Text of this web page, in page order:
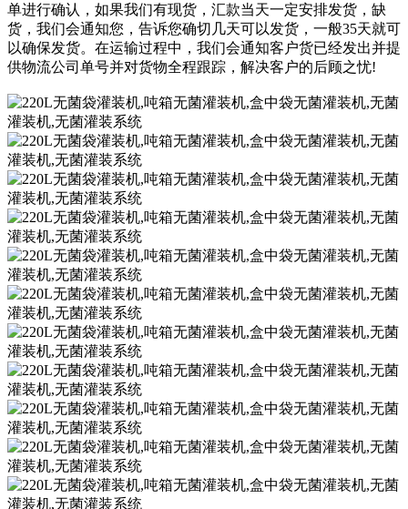
单进行确认，如果我们有现货，汇款当天一定安排发货，缺
货，我们会通知您，告诉您确切几天可以发货，一般35天就可
以确保发货。在运输过程中，我们会通知客户货已经发出并提
供物流公司单号并对货物全程跟踪，解决客户的后顾之忧!